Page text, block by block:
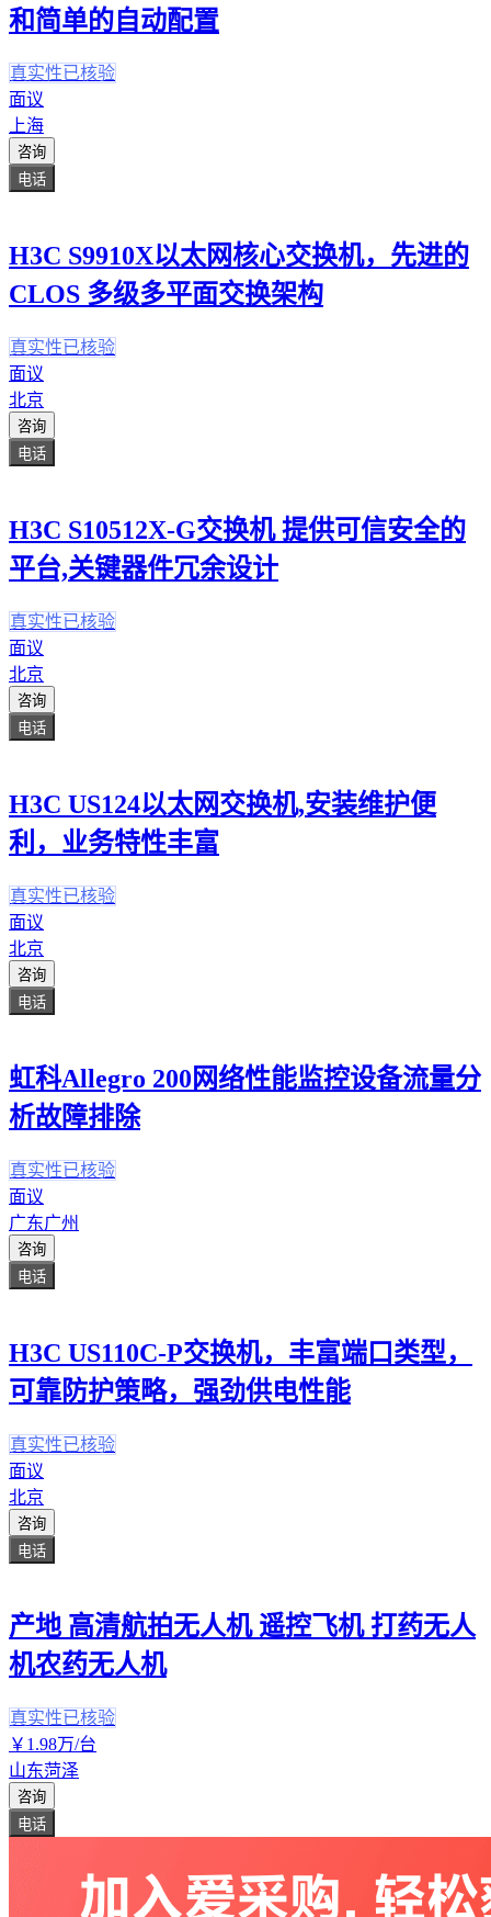
和简单的自动配置
真实性已核验
面议
上海
咨询
电话
H3C S9910X以太网核心交换机，先进的
CLOS 多级多平面交换架构
真实性已核验
面议
北京
咨询
电话
H3C S10512X-G交换机 提供可信安全的
平台,关键器件冗余设计
真实性已核验
面议
北京
咨询
电话
H3C US124以太网交换机,安装维护便
利，业务特性丰富
真实性已核验
面议
北京
咨询
电话
虹科Allegro 200网络性能监控设备流量分
析故障排除
真实性已核验
面议
广东广州
咨询
电话
H3C US110C-P交换机，丰富端口类型，
可靠防护策略，强劲供电性能
真实性已核验
面议
北京
咨询
电话
产地 高清航拍无人机 遥控飞机 打药无人
机农药无人机
真实性已核验
￥ 1 .98万/台
山东菏泽
咨询
电话